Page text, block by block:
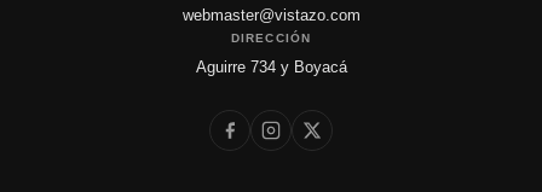
webmaster@vistazo.com
DIRECCIÓN
Aguirre 734 y Boyacá